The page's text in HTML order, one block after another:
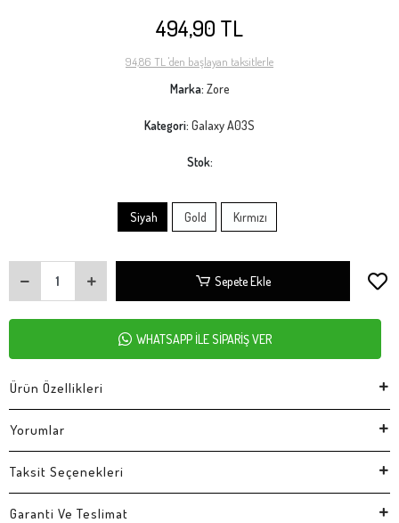
494,90 TL
94,86 TL 'den başlayan taksitlerle
Marka: Zore
Kategori: Galaxy A03S
Stok:
Siyah Gold Kırmızı
Sepete Ekle
WHATSAPP İLE SİPARİŞ VER
Ürün Özellikleri
Yorumlar
Taksit Seçenekleri
Garanti Ve Teslimat